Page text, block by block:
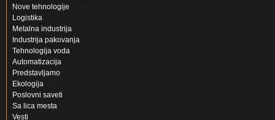
Nove tehnologije
Logistika
Metalna industrija
Industrija pakovanja
Tehnologija voda
Automatizacija
Predstavljamo
Ekologija
Poslovni saveti
Sa lica mesta
Vesti